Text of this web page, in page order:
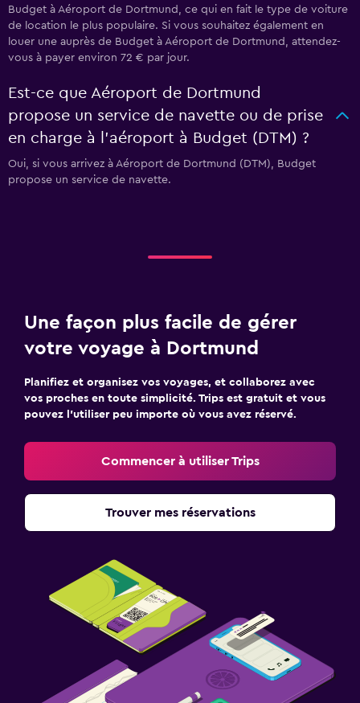
Budget à Aéroport de Dortmund, ce qui en fait le type de voiture
de location le plus populaire. Si vous souhaitez également en
louer une auprès de Budget à Aéroport de Dortmund, attendez-
vous à payer environ 72 € par jour.
Est-ce que Aéroport de Dortmund
propose un service de navette ou de prise
en charge à l’aéroport à Budget (DTM) ?
Oui, si vous arrivez à Aéroport de Dortmund (DTM), Budget
propose un service de navette.
Une façon plus facile de gérer
votre voyage à Dortmund
Planifiez et organisez vos voyages, et collaborez avec
vos proches en toute simplicité. Trips est gratuit et vous
pouvez l’utiliser peu importe où vous avez réservé.
Commencer à utiliser Trips
Trouver mes réservations